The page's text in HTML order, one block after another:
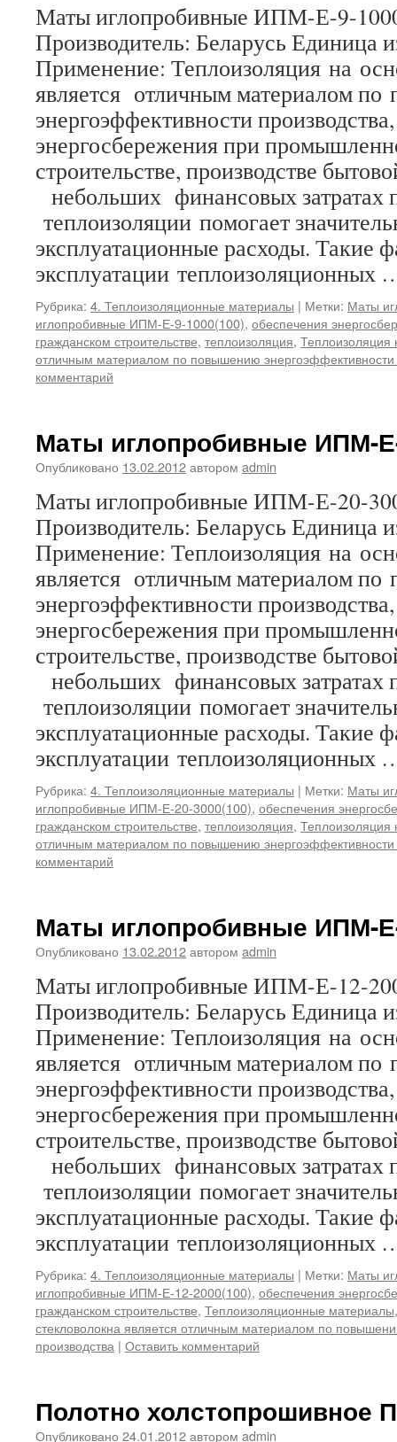
Маты иглопробивные ИПМ-Е-9-
Производитель: Беларусь Единица
Применение: Теплоизоляция на
является отличным материалом
энергоэффективности
энергосбережения при
строительстве, производстве
небольших финансовых затратах
теплоизоляции помогает
эксплуатационные расходы. Такие
эксплуатации теплоизоляционных
Рубрика: 4. Теплоизоляционные материалы | Метки: Маты
иглопробивные ИПМ-Е-9-1000(100), обеспечения
гражданском строительстве, теплоизоляция, Теплоизоляция
отличным материалом по повышению энергоэффективности
комментарий
Маты иглопробивные ИПМ-
Опубликовано 13.02.2012автором admin
Маты иглопробивные ИПМ-Е-20-
Производитель: Беларусь Единица
Применение: Теплоизоляция на
является отличным материалом
энергоэффективности
энергосбережения при
строительстве, производстве
небольших финансовых затратах
теплоизоляции помогает
эксплуатационные расходы. Такие
эксплуатации теплоизоляционных
Рубрика: 4. Теплоизоляционные материалы | Метки: Маты
иглопробивные ИПМ-Е-20-3000(100), обеспечения
гражданском строительстве, теплоизоляция, Теплоизоляция
отличным материалом по повышению энергоэффективности
комментарий
Маты иглопробивные ИПМ-
Опубликовано 13.02.2012автором admin
Маты иглопробивные ИПМ-Е-12-
Производитель: Беларусь Единица
Применение: Теплоизоляция на
является отличным материалом
энергоэффективности
энергосбережения при
строительстве, производстве
небольших финансовых затратах
теплоизоляции помогает
эксплуатационные расходы. Такие
эксплуатации теплоизоляционных
Рубрика: 4. Теплоизоляционные материалы | Метки: Маты
иглопробивные ИПМ-Е-12-2000(100), обеспечения
гражданском строительстве, Теплоизоляционные материалы
стекловолокна является отличным материалом по
производства | Оставить комментарий
Полотно холстопрошивное
Опубликовано 24.01.2012автором admin